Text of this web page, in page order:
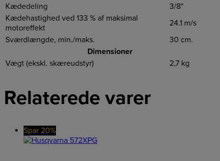
Kædedeling
3/8"
Kædehastighed ved 133 % af maksimal
motoreffekt
24.1 m/s
Sværdlængde, min./maks.
30 cm.
Dimensioner
Vægt (ekskl. skæreudstyr)
2,7 kg
Relaterede varer
Spar 20%